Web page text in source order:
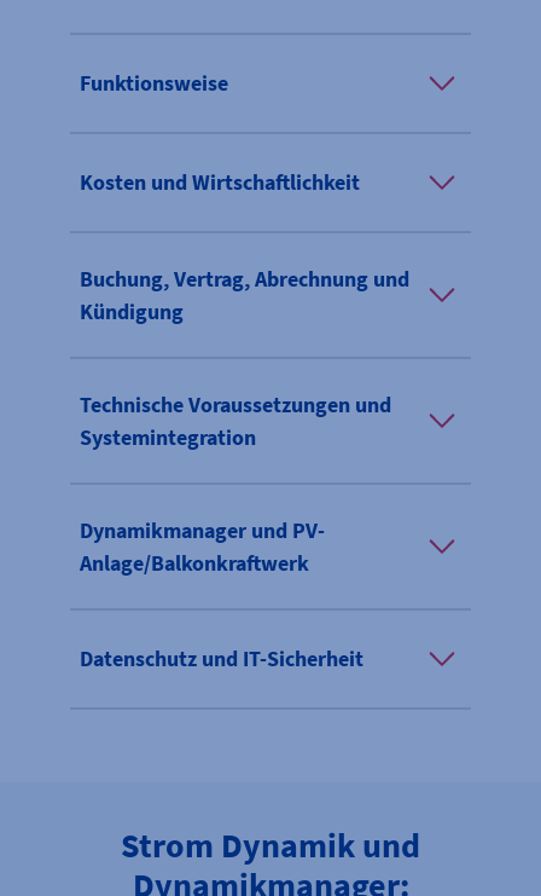
Funktionsweise
Kosten und Wirtschaftlichkeit
Buchung, Vertrag, Abrechnung und
Kündigung
Technische Voraussetzungen und
Systemintegration
Dynamikmanager und PV-
Anlage/Balkonkraftwerk
Datenschutz und IT-Sicherheit
Strom Dynamik und
Dynamikmanager: